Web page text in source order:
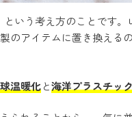
いう考え方のことです
アイテムに置き換え
温暖化と海洋プラスチッ